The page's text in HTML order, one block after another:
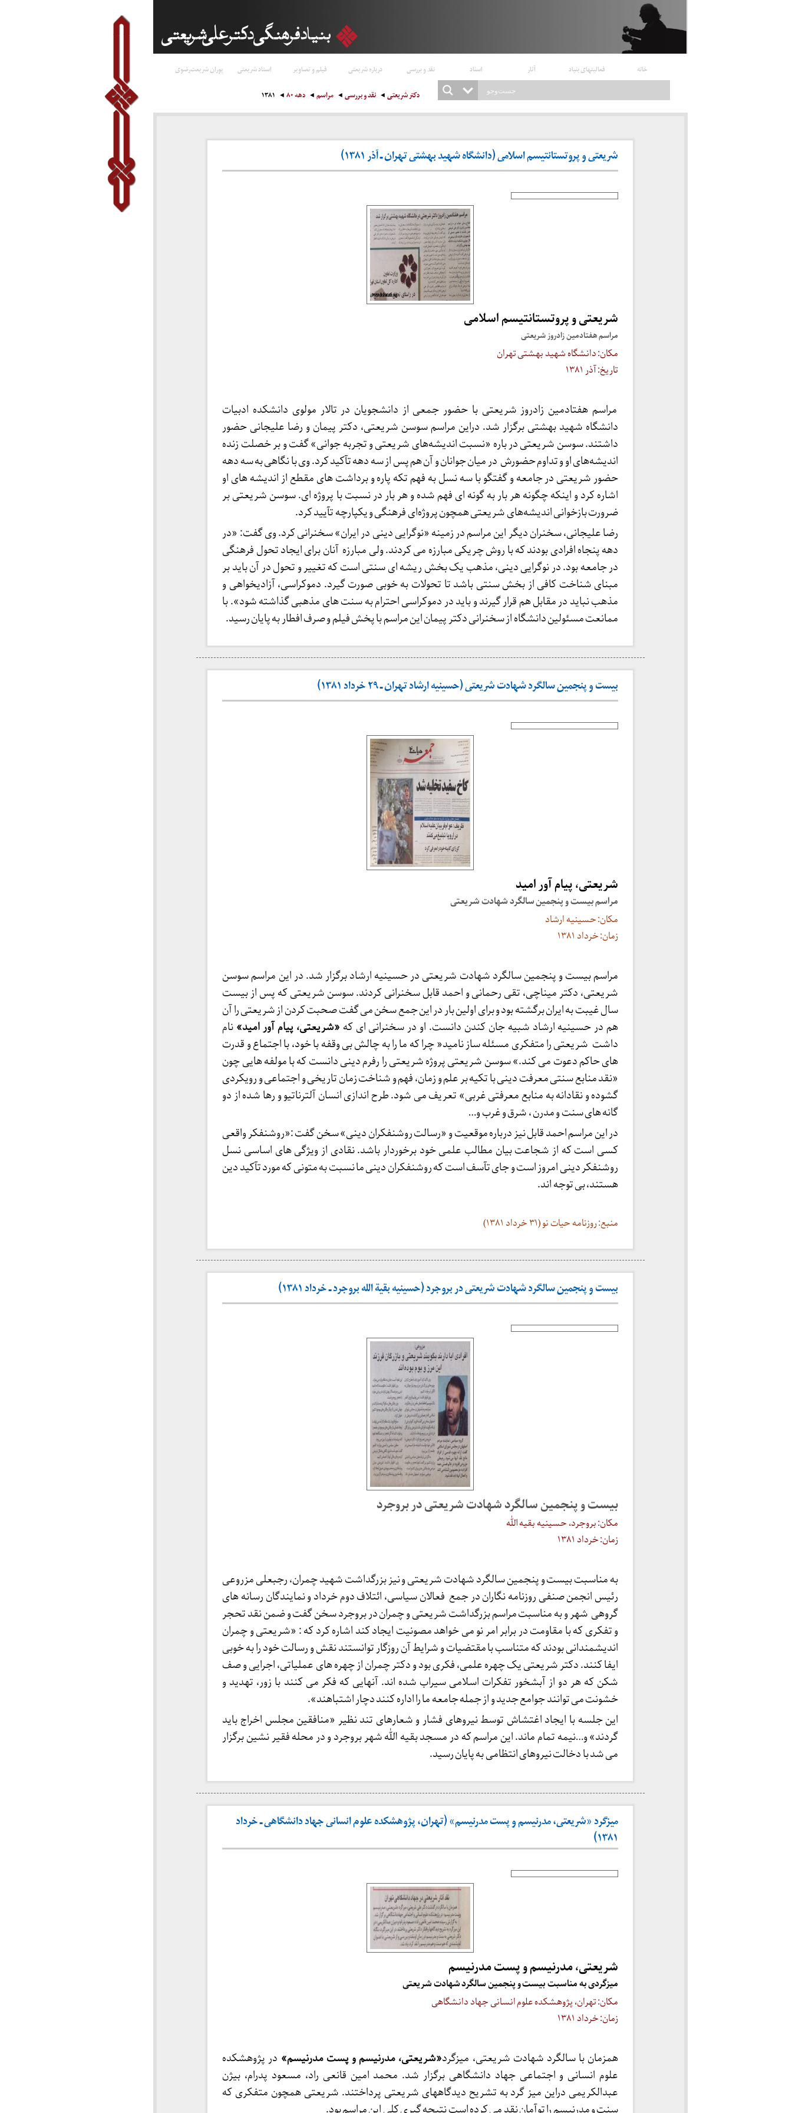
خانه فعالیتهای بنیاد آثار اسناد نقد و بررسی درباره شریعتی فیلم و تصاویر استاد شریعتی پوران شریعت‌رضوی
دکتر شریعتی نقد و بررسی مراسم دهه ۸۰ ۱۳۸۱
شریعتی و پروتستانتیسم اسلامی (دانشگاه شهید بهشتی تهران ـ آذر ۱۳۸۱)
شریعتی و پروتستانتیسم اسلامی
مراسم هفتادمین زادروز شریعتی
مکان: دانشگاه شهید بهشتی تهران
تاریخ: آذر ۱۳۸۱
مراسم هفتادمین زادروز شریعتی با حضور جمعی از دانشجویان در تالار مولوی دانشکده ادبیات
دانشگاه شهید بهشتی برگزار شد. دراین مراسم سوسن شریعتی، دکتر پیمان و رضا علیجانی حضور
داشتند. سوسن شریعتی در باره «نسبت اندیشه‌های شریعتی و تجربه جوانی» گفت و بر خصلت زنده
اندیشه‌های او و تداوم حضورش در میان جوانان و آن هم پس از سه دهه تآکید کرد. وی با نگاهی به سه دهه
حضور شریعتی در جامعه و گفتگو با سه نسل به فهم تکه پاره و برداشت های مقطع از اندیشه های او
اشاره کرد و اینکه چگونه هر بار به گونه ای فهم شده و هر بار در نسبت با پروژه ای. سوسن شریعتی بر
ضرورت بازخوانی اندیشه‌های شریعتی همچون پروژه‌ای فرهنگی و یکپارچه تآیید کرد.
رضا علیجانی، سخنران دیگر این مراسم در زمینه «نوگرایی دینی در ایران» سخنرانی کرد. وی گفت: «در
دهه پنجاه افرادی بودند که با روش چریکی مبارزه می کردند. ولی مبارزه آنان برای ایجاد تحول فرهنگی
در جامعه بود. در نوگرایی دینی، مذهب یک بخش ریشه ای سنتی است که تغییر و تحول در آن باید بر
مبنای شناخت کافی از بخش سنتی باشد تا تحولات به خوبی صورت گیرد. دموکراسی، آزادیخواهی و
مذهب نباید در مقابل هم قرار گیرند و باید در دموکراسی احترام به سنت های مذهبی گذاشته شود». با
ممانعت مسئولین دانشگاه از سخنرانی دکتر پیمان این مراسم با پخش فیلم و صرف افطار به پایان رسید.
بیست و پنجمین سالگرد شهادت شریعتی (حسینیه ارشاد تهران ـ ۲۹ خرداد ۱۳۸۱)
شریعتی، پیام آور امید
مراسم بیست و پنجمین سالگرد شهادت شریعتی
مکان: حسینیه ارشاد
زمان: خرداد ۱۳۸۱
مراسم بیست و پنجمین سالگرد شهادت شریعتی در حسینیه ارشاد برگزار شد. در این مراسم سوسن
شریعتی، دکتر میناچی، تقی رحمانی و احمد قابل سخنرانی کردند. سوسن شریعتی که پس از بیست
سال غیبت به ایران برگشته بود و برای اولین بار در این جمع سخن می گفت صحبت کردن از شریعتی را آن
هم در حسینیه ارشاد شبیه جان کندن دانست. او در سخنرانی ای که «شریعتی، پیام آور امید» نام
داشت شریعتی را متفکری مسئله ساز نامید« چرا که ما را به چالش بی وقفه با خود، با اجتماع و قدرت
های حاکم دعوت می کند.» سوسن شریعتی پروژه شریعتی را رفرم دینی دانست که با مولفه هایی چون
«نقد منابع سنتی معرفت دینی با تکیه بر علم و زمان، فهم و شناخت زمان تاریخی و اجتماعی و رویکردی
گشوده و نقادانه به منابع معرفتی غربی» تعریف می شود. طرح اندازی انسان آلترناتیو و رها شده از دو
گانه های سنت و مدرن ، شرق و غرب و…
در این مراسم احمد قابل نیز درباره موقعیت و «رسالت روشنفکران دینی» سخن گفت :«روشنفکر واقعی
کسی است که از شجاعت بیان مطالب علمی خود برخوردار باشد. نقادی از ویژگی های اساسی نسل
روشنفکر دینی امروز است و جای تآسف است که روشنفکران دینی ما نسبت به متونی که مورد تآکید دین
هستند، بی توجه اند.
منبع: روزنامه حیات نو (۳۱ خرداد ۱۳۸۱)
بیست و پنجمین سالگرد شهادت شریعتی در بروجرد (حسینیه بقیة الله بروجرد ـ خرداد ۱۳۸۱)
بیست و پنجمین سالگرد شهادت شریعتی در بروجرد
مکان: بروجرد، حسینیه بقیه الله
زمان: خرداد ۱۳۸۱
به مناسبت بیست و پنجمین سالگرد شهادت شریعتی و نیز بزرگداشت شهید چمران، رجبعلی مزروعی
رئیس انجمن صنفی روزنامه نگاران در جمع فعالان سیاسی، ائتلاف دوم خرداد و نمایندگان رسانه های
گروهی شهر و به مناسبت مراسم بزرگداشت شریعتی و چمران در بروجرد سخن گفت و ضمن نقد تحجر
و تفکری که با مقاومت در برابر امر نو می خواهد مصونیت ایجاد کند اشاره کرد که : «شریعتی و چمران
اندیشمندانی بودند که متناسب با مقتضیات و شرایط آن روزگار توانستند نقش و رسالت خود را به خوبی
ایفا کنند. دکتر شریعتی یک چهره علمی، فکری بود و دکتر چمران از چهره های عملیاتی، اجرایی و صف
شکن که هر دو از آبشخور تفکرات اسلامی سیراب شده اند. آنهایی که فکر می کنند با زور، تهدید و
خشونت می توانند جوامع جدید و از جمله جامعه ما را اداره کنند دچار اشتباهند».
این جلسه با ایجاد اغتشاش توسط نیروهای فشار و شعارهای تند نظیر «منافقین مجلس اخراج باید
گردند» و…نیمه تمام ماند. این مراسم که در مسجد بقیه الله شهر بروجرد و در محله فقیر نشین برگزار
می شد با دخالت نیروهای انتظامی به پایان رسید.
میزگرد «شریعتی، مدرنیسم و پست مدرنیسم» (تهران، پژوهشکده علوم انسانی جهاد دانشگاهی ـ خرداد
۱۳۸۱)
شریعتی، مدرنیسم و پست مدرنیسم
میزگردی به مناسبت بیست و پنجمین سالگرد شهادت شریعتی
مکان: تهران، پژوهشکده علوم انسانی جهاد دانشگاهی
زمان: خرداد ۱۳۸۱
همزمان با سالگرد شهادت شریعتی، میزگرد«شریعتی، مدرنیسم و پست مدرنیسم» در پژوهشکده
علوم انسانی و اجتماعی جهاد دانشگاهی برگزار شد. محمد امین قانعی راد، مسعود پدرام، بیژن
عبدالکریمی دراین میز گرد به تشریح دیدگاههای شریعتی پرداختند. شریعتی همچون متفکری که